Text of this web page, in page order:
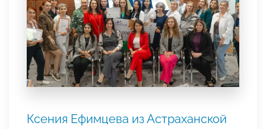
Ксения Ефимцева из Астраханской